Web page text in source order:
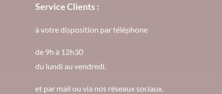
Service Clients :
à votre disposition par téléphone
de 9h à 12h30
du lundi au vendredi.
et par mail ou via nos réseaux sociaux.